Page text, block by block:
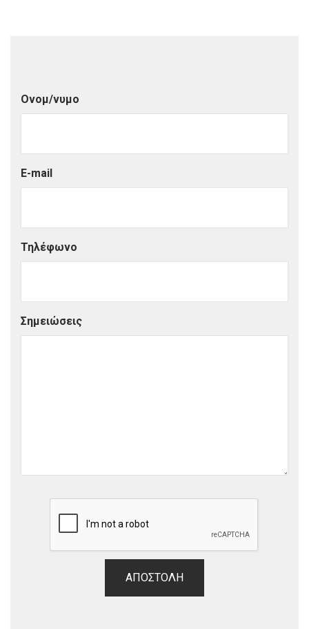
Ονομ/νυμο
E-mail
Τηλέφωνο
Σημειώσεις
ΑΠΟΣΤΟΛΉ